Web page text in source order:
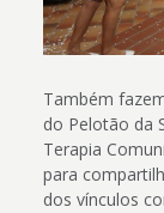
Também
do Pelotão da
Terapia
para
dos vínculos